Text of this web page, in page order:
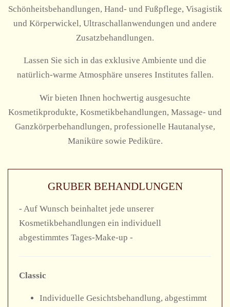
Schönheitsbehandlungen, Hand- und Fußpflege, Visagistik
und Körperwickel, Ultraschallanwendungen und andere
Zusatzbehandlungen.
Lassen Sie sich in das exklusive Ambiente und die
natürlich-warme Atmosphäre unseres Institutes fallen.
Wir bieten Ihnen hochwertig ausgesuchte
Kosmetikprodukte, Kosmetikbehandlungen, Massage- und
Ganzkörperbehandlungen, professionelle Hautanalyse,
Maniküre sowie Pediküre.
GRUBER BEHANDLUNGEN
- Auf Wunsch beinhaltet jede unserer
Kosmetikbehandlungen ein individuell
abgestimmtes Tages-Make-up -
Classic
Individuelle Gesichtsbehandlung, abgestimmt